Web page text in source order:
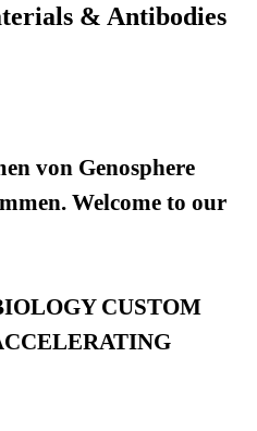
& Antibodies
von Genosphere
Welcome to our
CUSTOM